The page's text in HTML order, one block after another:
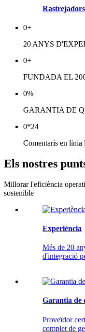
Rastrejadors
0+
20 ANYS
0+
FUNDADA EL
0%
GARANTIA DE
0*24
Comentaris en línia
Els nostres
Millorar l'eficiència
sostenible
Experiència
Més de 20
d'integració
Garantia de
Proveïdor
complet de